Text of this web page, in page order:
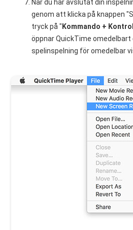
När du har avslutat din
genom att klicka på knappen
tryck på "Kommando +
öppnar QuickTime omedelbart
spelinspelning för omedelbar